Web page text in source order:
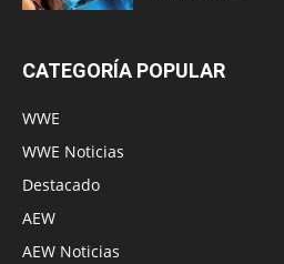
CATEGORÍA POPULAR
WWE
WWE Noticias
Destacado
AEW
AEW Noticias